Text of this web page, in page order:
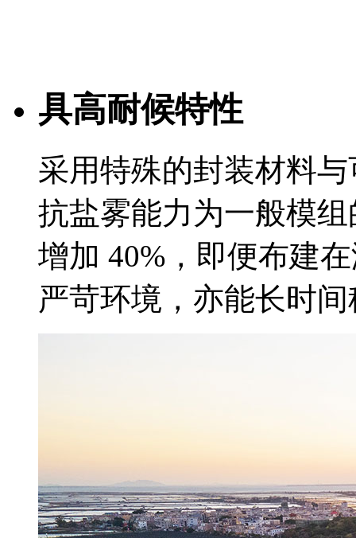
具高耐候特性
采用特殊的封装材料
抗盐雾能力为一般模
增加 40%，即便布建
严苛环境，亦能长时